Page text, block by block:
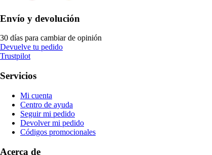
Envío y devolución
30 días para cambiar de opinión
Devuelve tu pedido
Trustpilot
Servicios
Mi cuenta
Centro de ayuda
Seguir mi pedido
Devolver mi pedido
Códigos promocionales
Acerca de